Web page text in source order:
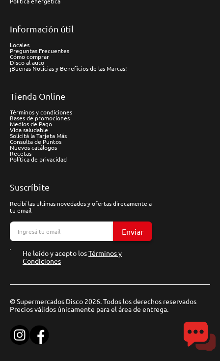
Información útil
Locales
Preguntas Frecuentes
Cómo comprar
Disco al auto
¡Buenas Noticias y Beneficios de las Marcas!
Tienda Online
Términos y condiciones
Bases de promociones
Medios de Pago
Vida saludable
Solicitá la Tarjeta Más
Consulta de Puntos
Nuevos catálogos
Recetas
Política de privacidad
Suscríbite
Recibí las ultimas novedades y ofertas direcamente a
tu email
Enviar
He leído y acepto losTérminos y
Condiciones
© Supermercados Disco 2026. Todos los derechos reservados
Precios válidos únicamente para el área de entrega.